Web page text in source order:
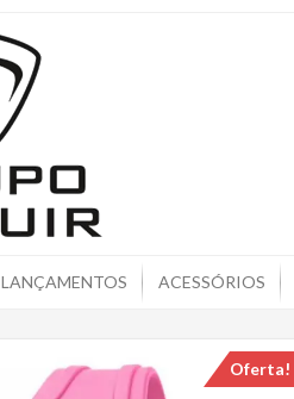
LANÇAMENTOS ACESSÓRIOS
Oferta!